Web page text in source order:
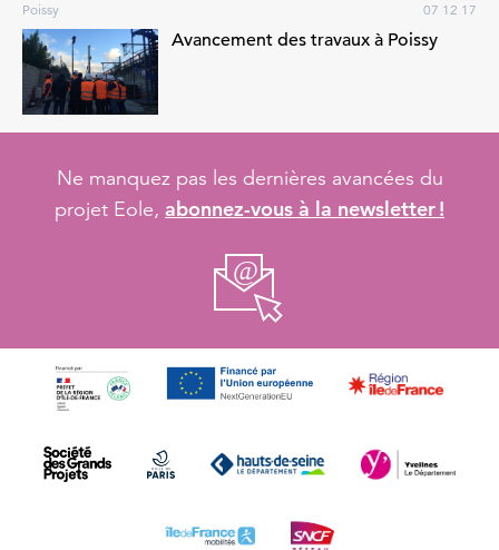
Poissy 07 12 17
Avancement des travaux à Poissy
Ne manquez pas les dernières avancées du
projet Eole, abonnez-vous à la newsletter !